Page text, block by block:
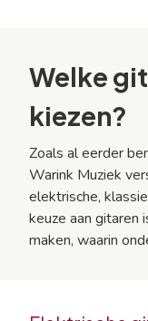
Welke
kiezen?
Zoals al eerder
Warink Muziek
elektrische,
keuze aan gitaren
maken, waarin